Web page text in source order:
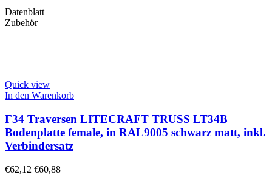
Datenblatt
Zubehör
Quick view
In den Warenkorb
F34 Traversen LITECRAFT TRUSS LT34B
Bodenplatte female, in RAL9005 schwarz matt, inkl.
Verbindersatz
€62,12 €60,88